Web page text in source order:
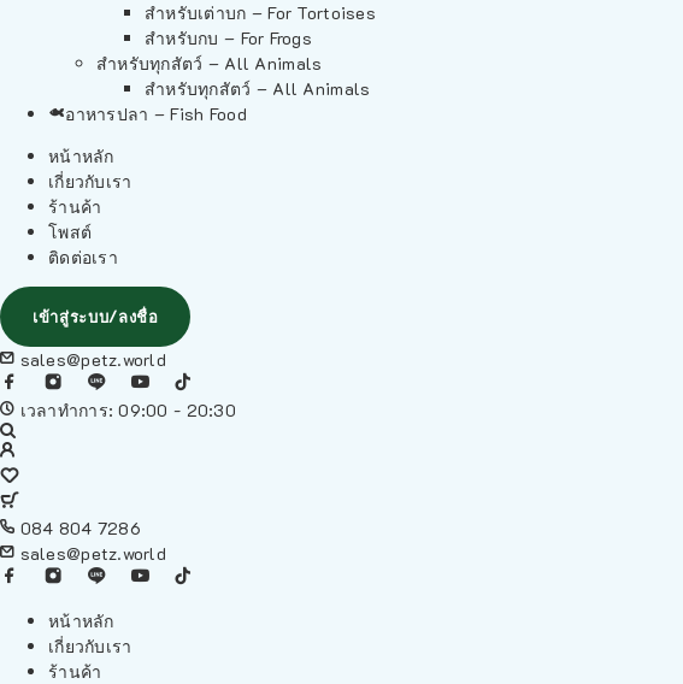
สำหรับเต่าบก – For Tortoises
สำหรับกบ – For Frogs
สำหรับทุกสัตว์ – All Animals
สำหรับทุกสัตว์ – All Animals
อาหารปลา – Fish Food
หน้าหลัก
เกี่ยวกับเรา
ร้านค้า
โพสต์
ติดต่อเรา
เข้าสู่ระบบ/ลงชื่อ
sales@petz.world
เวลาทำการ: 09:00 - 20:30
084 804 7286
sales@petz.world
หน้าหลัก
เกี่ยวกับเรา
ร้านค้า